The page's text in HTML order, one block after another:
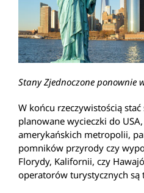
Stany Zjednoczone ponownie
W końcu rzeczywistością
planowane wycieczki do
amerykańskich metropolii,
pomników przyrody czy
Florydy, Kalifornii, czy
operatorów turystycznych są